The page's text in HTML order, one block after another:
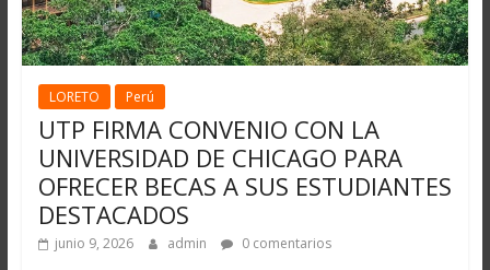
LORETO Perú
UTP FIRMA CONVENIO CON LA
UNIVERSIDAD DE CHICAGO PARA
OFRECER BECAS A SUS ESTUDIANTES
DESTACADOS
junio 9, 2026 admin 0 comentarios